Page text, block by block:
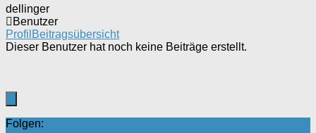
dellinger
Benutzer
Profil Beitragsübersicht
Dieser Benutzer hat noch keine Beiträge erstellt.
Folgen: